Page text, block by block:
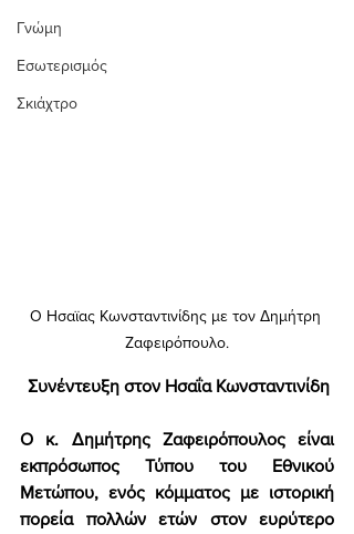
Γνώμη
Εσωτερισμός
Σκιάχτρο
Ο Ησαϊας Κωνσταντινίδης με τον Δημήτρη
Ζαφειρόπουλο.
Συνέντευξη στον Ησαΐα Κωνσταντινίδη
Ο κ. Δημήτρης Ζαφειρόπουλος είναι
εκπρόσωπος Τύπου του Εθνικού
Μετώπου, ενός κόμματος με ιστορική
πορεία πολλών ετών στον ευρύτερο